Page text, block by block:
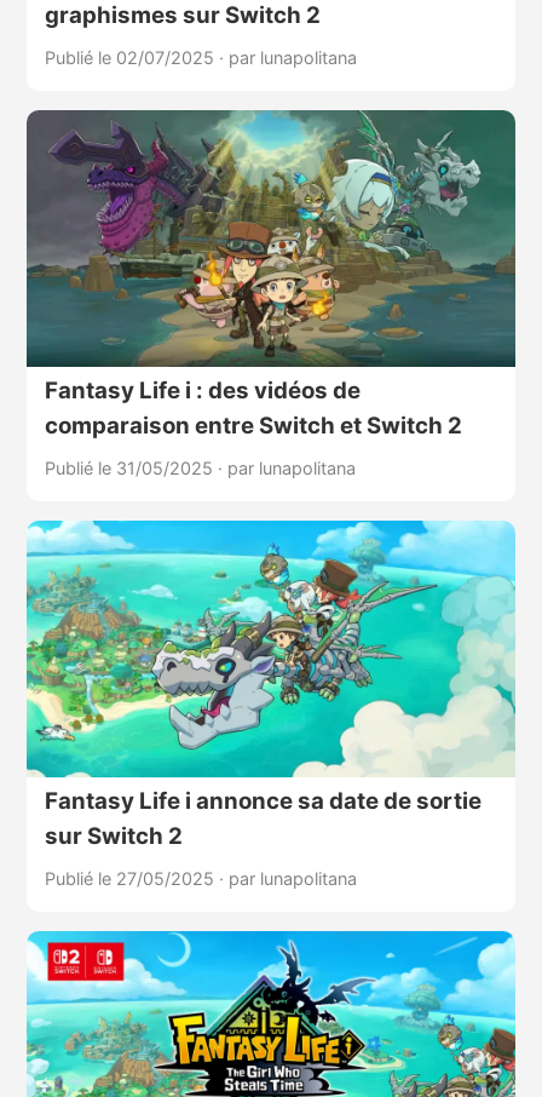
graphismes sur Switch 2
Publié le 02/07/2025 · par lunapolitana
Fantasy Life i : des vidéos de
comparaison entre Switch et Switch 2
Publié le 31/05/2025 · par lunapolitana
Fantasy Life i annonce sa date de sortie
sur Switch 2
Publié le 27/05/2025 · par lunapolitana